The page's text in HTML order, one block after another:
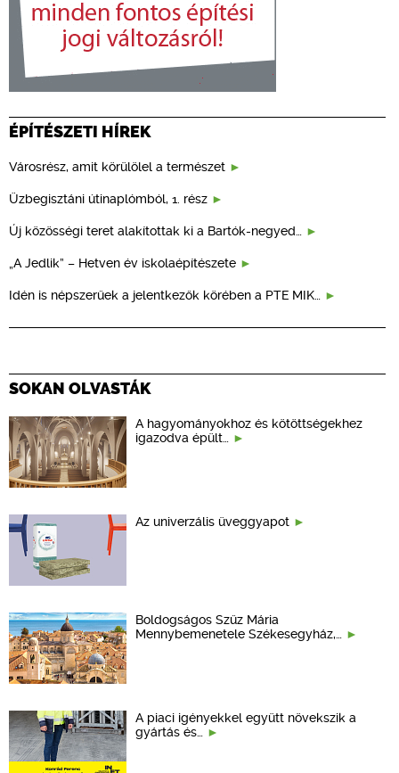
ÉPÍTÉSZETI HÍREK
Városrész, amit körülölel a természet
Üzbegisztáni útinaplómból, 1. rész
Új közösségi teret alakítottak ki a Bartók-negyed…
„A Jedlik” – Hetven év iskolaépítészete
Idén is népszerűek a jelentkezők körében a PTE MIK…
SOKAN OLVASTÁK
A hagyományokhoz és kötöttségekhez
igazodva épült…
Az univerzális üveggyapot
Boldogságos Szűz Mária
Mennybemenetele Székesegyház,…
A piaci igényekkel együtt növekszik a
gyártás és…